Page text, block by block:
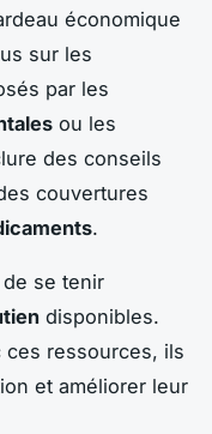
économique
sur les
par les
ou les
des conseils
couvertures
.
se tenir
disponibles.
ces ressources, ils
et améliorer leur